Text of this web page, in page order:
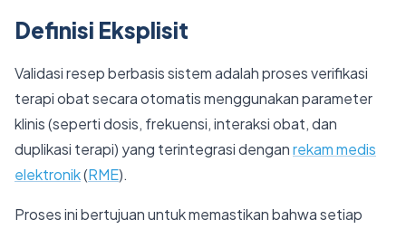
Definisi Eksplisit
Validasi resep berbasis sistem adalah proses verifikasi
terapi obat secara otomatis menggunakan parameter
klinis (seperti dosis, frekuensi, interaksi obat, dan
duplikasi terapi) yang terintegrasi denganrekam medis
elektronik(RME).
Proses ini bertujuan untuk memastikan bahwa setiap